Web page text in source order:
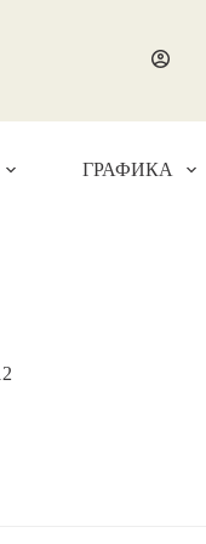
ГРАФИКА